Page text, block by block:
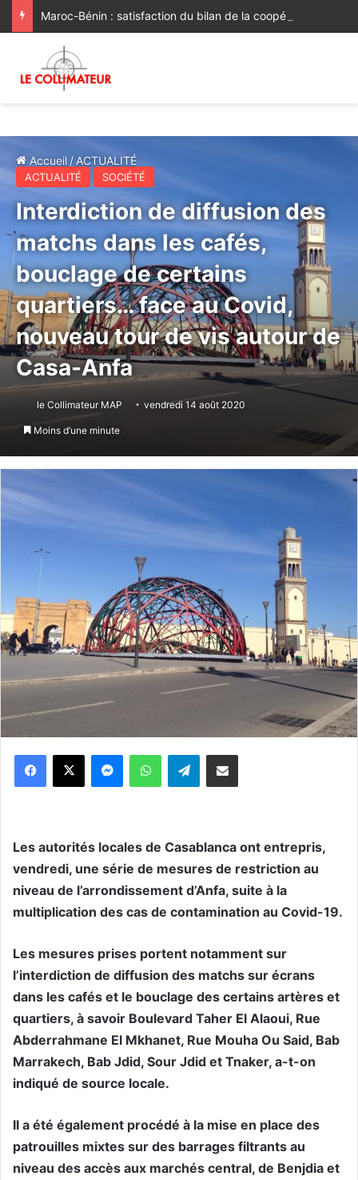
Accueil / ACTUALITÉ
ACTUALITÉ SOCIÉTÉ
Interdiction de diffusion des
matchs dans les cafés,
bouclage de certains
quartiers… face au Covid,
nouveau tour de vis autour de
Casa-Anfa
le Collimateur MAP vendredi 14 août 2020
Moins d’une minute
WhatsApp Telegram
Les autorités locales de Casablanca ont entrepris,
vendredi, une série de mesures de restriction au
niveau de l’arrondissement d’Anfa, suite à la
multiplication des cas de contamination au Covid-19.
Les mesures prises portent notamment sur
l’interdiction de diffusion des matchs sur écrans
dans les cafés et le bouclage des certains artères et
quartiers, à savoir Boulevard Taher El Alaoui, Rue
Abderrahmane El Mkhanet, Rue Mouha Ou Said, Bab
Marrakech, Bab Jdid, Sour Jdid et Tnaker, a-t-on
indiqué de source locale.
Il a été également procédé à la mise en place des
patrouilles mixtes sur des barrages filtrants au
niveau des accès aux marchés central, de Benjdia et